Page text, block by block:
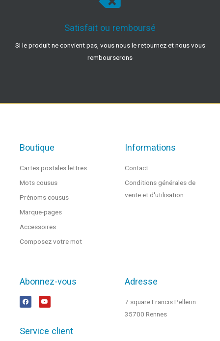
Satisfait ou remboursé
SI le produit ne convient pas, vous nous le retournez et nous vous
rembourserons
Boutique
Cartes postales lettres
Mots cousus
Prénoms cousus
Marque-pages
Accessoires
Composez votre mot
Informations
Contact
Conditions générales de
vente et d'utilisation
Abonnez-vous
Service client
Adresse
7 square Francis Pellerin
35700 Rennes